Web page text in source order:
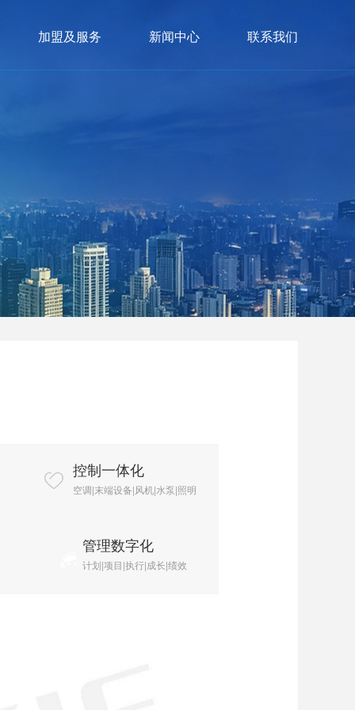
加盟及服务 新闻中心 联系我们
控制一体化
空调|末端设备|风机|水泵|照明
管理数字化
计划|项目|执行|成长|绩效